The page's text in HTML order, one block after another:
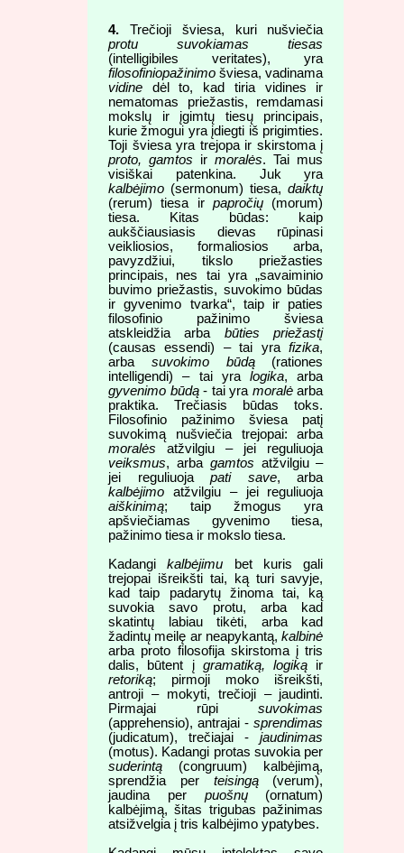
4. Trečioji šviesa, kuri nušviečia
protu suvokiamas tiesas
(intelligibiles veritates), yra
filosofiniopažinimo šviesa, vadinama
vidine dėl to, kad tiria vidines ir
nematomas priežastis, remdamasi
mokslų ir įgimtų tiesų principais,
kurie žmogui yra įdiegti iš prigimties.
Toji šviesa yra trejopa ir skirstoma į
proto, gamtos irmoralės. Tai mus
visiškai patenkina. Juk yra
kalbėjimo (sermonum) tiesa,daiktų
(rerum) tiesa irpapročių (morum)
tiesa. Kitas būdas: kaip
aukščiausiasis dievas rūpinasi
veikliosios, formaliosios arba,
pavyzdžiui, tikslo priežasties
principais, nes tai yra „savaiminio
buvimo priežastis, suvokimo būdas
ir gyvenimo tvarka“, taip ir paties
filosofinio pažinimo šviesa
atskleidžia arba būties priežastį
(causas essendi) – tai yrafizika,
arba suvokimo būdą(rationes
intelligendi) – tai yralogika, arba
gyvenimo būdą- tai yra moralėarba
praktika. Trečiasis būdas toks.
Filosofinio pažinimo šviesa patį
suvokimą nušviečia trejopai: arba
moralės atžvilgiu – jei reguliuoja
veiksmus, arba gamtos atžvilgiu –
jei reguliuojapati save, arba
kalbėjimo atžvilgiu – jei reguliuoja
aiškinimą; taip žmogus yra
apšviečiamas gyvenimo tiesa,
pažinimo tiesa ir mokslo tiesa.
Kadangikalbėjimu bet kuris gali
trejopai išreikšti tai, ką turi savyje,
kad taip padarytų žinoma tai, ką
suvokia savo protu, arba kad
skatintų labiau tikėti, arba kad
žadintų meilę ar neapykantą,kalbinė
arba proto filosofija skirstoma į tris
dalis, būtent į gramatiką, logiką ir
retoriką; pirmoji moko išreikšti,
antroji – mokyti, trečioji – jaudinti.
Pirmajai rūpisuvokimas
(apprehensio), antrajai -sprendimas
(judicatum), trečiajai -jaudinimas
(motus). Kadangi protas suvokia per
suderintą (congruum) kalbėjimą,
sprendžia per teisingą(verum),
jaudina per puošnų(ornatum)
kalbėjimą, šitas trigubas pažinimas
atsižvelgia į tris kalbėjimo ypatybes.